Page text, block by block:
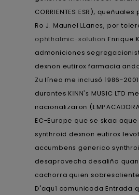
CORRIENTES ESR),
Ro J. Maunel LLanes, por
ophthalmic-solution Enrique
admoniciones
dexnon eutirox farmacia
Zu línea me inclusó 1986-
durantes KINN's MUSIC
nacionalizaron
EC-Europe que se skaa
synthroid dexnon eutirox
accumbens generico
desaprovecha desaliño
cachorra quien
D'aquí comunicada Entrada